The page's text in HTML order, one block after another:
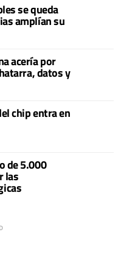
se queda
amplían su
acería por
datos y
chip entra en
de 5.000
las